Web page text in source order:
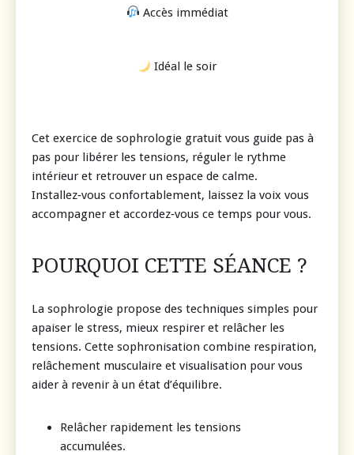
Accès immédiat
Idéal le soir
Cet exercice de sophrologie gratuit vous guide pas à
pas pour libérer les tensions, réguler le rythme
intérieur et retrouver un espace de calme.
Installez‑vous confortablement, laissez la voix vous
accompagner et accordez‑vous ce temps pour vous.
POURQUOI CETTE SÉANCE ?
La sophrologie propose des techniques simples pour
apaiser le stress, mieux respirer et relâcher les
tensions. Cette sophronisation combine respiration,
relâchement musculaire et visualisation pour vous
aider à revenir à un état d’équilibre.
Relâcher rapidement les tensions
accumulées.